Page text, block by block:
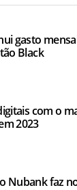
gasto
Black
com o
2023
Nubank faz